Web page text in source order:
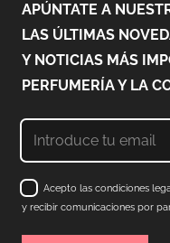
APÚNTATE A
LAS ÚLTIMAS
Y NOTICIAS MÁS
PERFUMERÍA Y LA
Acepto las condiciones
y recibir comunicaciones por